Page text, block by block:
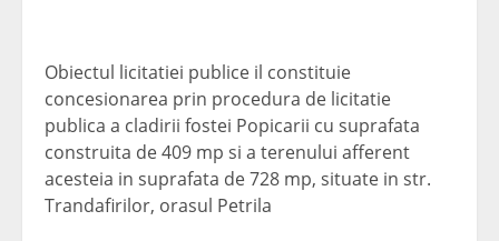
Obiectul licitatiei publice il constituie
concesionarea prin procedura de licitatie
publica a cladirii fostei Popicarii cu suprafata
construita de 409 mp si a terenului afferent
acesteia in suprafata de 728 mp, situate in str.
Trandafirilor, orasul Petrila